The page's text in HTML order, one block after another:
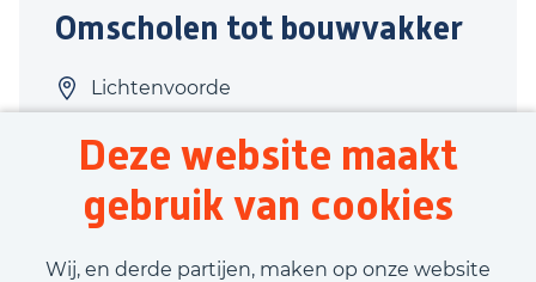
Deze website maakt
gebruik van cookies
Wij, en derde partijen, maken op onze website
Omscholen tot bouwvakker
Lichtenvoorde
40 uur
Tijdelijk met uitzicht op vast
€3.000,00 - €3.020,00